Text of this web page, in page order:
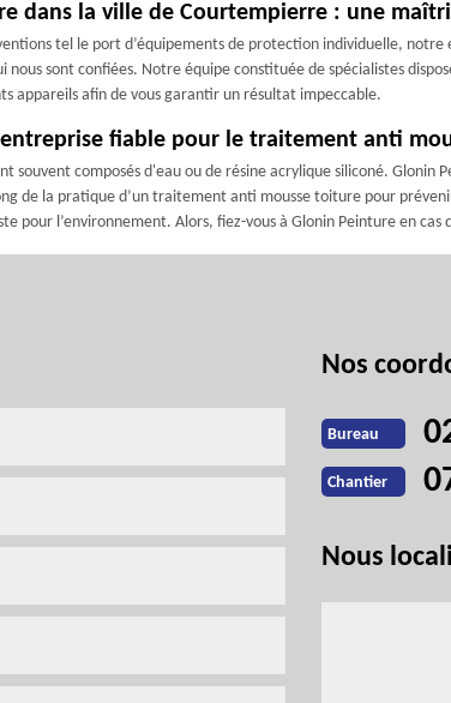
dans la ville de Courtempierre : une
tel le port d’équipements de protection individuelle,
nous sont confiées. Notre équipe constituée de spécialistes
appareils afin de vous garantir un résultat impeccable.
fiable pour le traitement anti
souvent composés d'eau ou de résine acrylique siliconé.
de la pratique d’un traitement anti mousse toiture pour
pour l’environnement. Alors, fiez-vous à Glonin Peinture en cas
Nos
Bureau
Chantier
Nous